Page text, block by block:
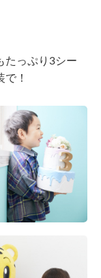
たっぷり3シー
！